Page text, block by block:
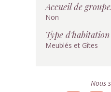
Accueil de
Non
Type d'habitation
Meublés et Gîtes
Nous